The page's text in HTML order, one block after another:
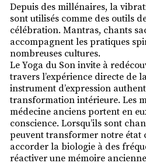
Depuis des millénaires, la
sont utilisés comme des outils
célébration. Mantras, chants
accompagnent les pratiques
nombreuses cultures.
Le Yoga du Son invite à
travers l’expérience directe de
instrument d’expression
transformation intérieure. Les
médecine anciens portent en
conscience. Lorsqu’ils sont
peuvent transformer notre état
accorder la biologie à des
réactiver une mémoire